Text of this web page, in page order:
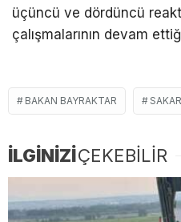
üçüncü ve dördüncü
çalışmalarının devam
BAKAN BAYRAKTAR
İLGİNİZİÇEKEBİLİR